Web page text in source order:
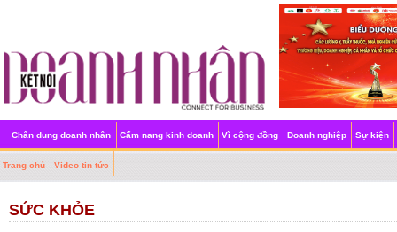
Chân dung doanh nhân Cẩm nang kinh doanh Vì cộng đồng Doanh nghiệp Sự kiện
Trang chủ Video tin tức
SỨC KHỎE